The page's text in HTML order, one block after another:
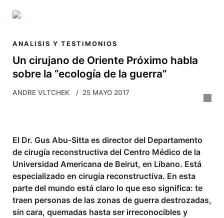
Un cirujano de Oriente Próximo habla
sobre la “ecología de la guerra”
ANDRE VLTCHEK 25 MAYO 2017
El Dr. Gus Abu-Sitta es director del Departamento
de cirugía reconstructiva del Centro Médico de la
Universidad Americana de Beirut, en Líbano. Está
especializado en cirugía reconstructiva. En esta
parte del mundo está claro lo que eso significa: te
traen personas de las zonas de guerra destrozadas,
sin cara, quemadas hasta ser irreconocibles y
ANALISIS Y TESTIMONIOS